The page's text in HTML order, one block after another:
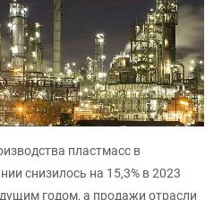
пластмасс в
снизилось на 15,3% в 2023
годом, а продажи отрасли